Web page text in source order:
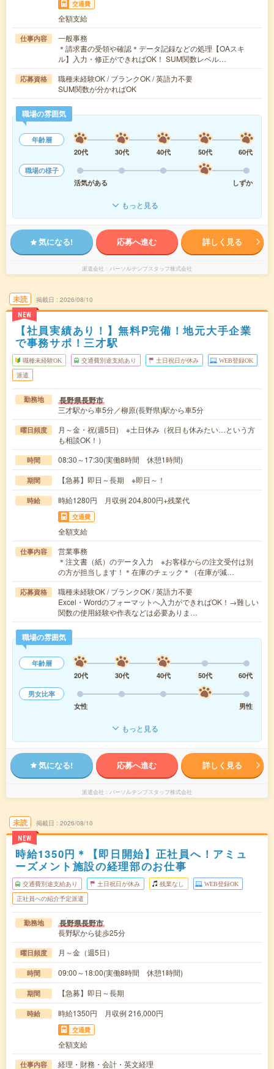
交通費
全額支給
仕事内容
一般事務
＊請求書の受領や確認＊データ記録などの処理【OAスキ
ル】入力・修正ができればOK！ SUM関数レベル…
応募資格
職種未経験OK / ブランクOK / 英語力不要
SUM関数が分かればOK
職場の雰囲気
年齢層
20代
30代 40代 50代
60代
職場の様子
活気がある
しずか
もっと見る
気になる! 応募へ進む 詳しく見る
派遣会社 パーソルテンプスタッフ株式会社
未読
NEW
掲載日 2026/08/10
【社員実績あり！】無料P完備！地元大手企業
で事務サポ！三才駅
職種未経験OK 交通費別途支給あり 土日祝日が休み WEB登録OK
派遣
勤務地 長野県長野市
三才駅から車5分／柳原(長野県)駅から車5分
曜日頻度
月～金・祝(週5日) ※土日休み（祝日も休みたい…という方
も相談OK！）
時間 08:30～17:30(実働8時間 休憩1時間)
期間 【急募】即日～長期 ※即日～！
時給 時給1280円 月収例 204,800円+残業代
交通費
全額支給
仕事内容
営業事務
＊注文書（紙）のデータ入力 ※お客様からの注文受付は別
の方が担当します！＊在庫のチェック＊（在庫が減…
応募資格
職種未経験OK / ブランクOK / 英語力不要
Excel・Wordのフォーマットへ入力ができればOK！→難しい
関数の使用経験や作表などは必要ありま…
職場の雰囲気
年齢層
20代
30代 40代 50代
60代
男女比率
女性
男性
もっと見る
気になる! 応募へ進む 詳しく見る
派遣会社 パーソルテンプスタッフ株式会社
未読
NEW
掲載日 2026/08/10
時給1350円＊【即日開始】正社員へ！アミュ
ーズメント施設の経理部のお仕事
交通費別途支給あり 土日祝日が休み 残業なし WEB登録OK
正社員への紹介予定派遣
勤務地 長野県長野市
長野駅から徒歩25分
曜日頻度 月～金（週5日）
時間 09:00～18:00(実働8時間 休憩1時間)
期間 【急募】即日～長期
時給 時給1350円 月収例 216,000円
交通費
全額支給
仕事内容 経理・財務・会計・英文経理